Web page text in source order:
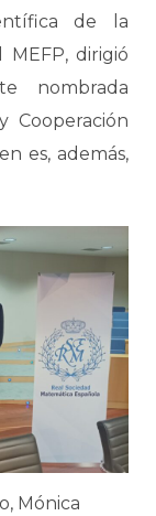
de la
dirigió
nombrada
Cooperación
es, además,
Mónica